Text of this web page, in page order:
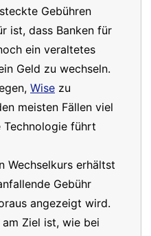
Gebühren
ist, dass Banken für
ein veraltetes
Geld zu wechseln.
Wise zu
meisten Fällen viel
Technologie führt
Wechselkurs erhältst
Gebühr
angezeigt wird.
Ziel ist, wie bei